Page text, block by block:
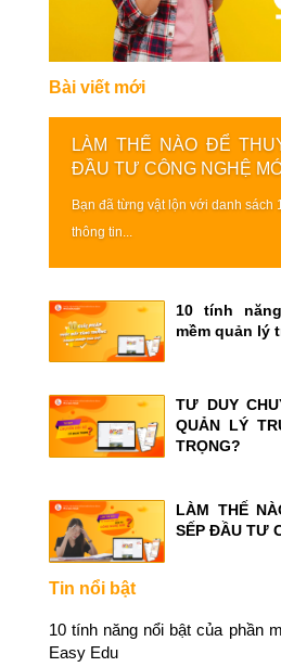
Bài viết mới
LÀM THẾ NÀO ĐỂ
ĐẦU TƯ CÔNG NGHỆ
Bạn đã từng vật lộn với danh sách
thông tin...
10 tính
mềm quản lý
TƯ DUY
QUẢN LÝ
TRỌNG?
LÀM THẾ
SẾP ĐẦU TƯ
Tin nổi bật
10 tính năng nổi bật của phần
Easy Edu